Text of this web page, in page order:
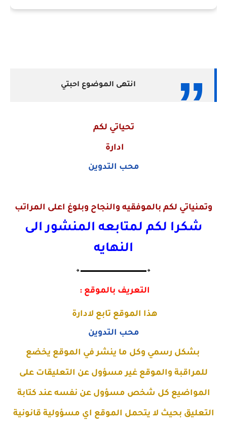
انتهى الموضوع احبتي
تحياتي لكم
ادارة
محب التدوين
وتمنياتي لكم بالموفقيه والنجاح وبلوغ اعلى المراتب
شكرا لكم لمتابعه المنشور الى
النهايه
🔸▬▬▬▬▬▬▬▬▬▬▬▬▬🔸
التعريف بالموقع :
هذا الموقع تابع لادارة
محب التدوين
بشكل رسمي وكل ما ينشر في الموقع يخضع
للمراقبة والموقع غير مسؤول عن التعليقات على
المواضيع كل شخص مسؤول عن نفسه عند كتابة
التعليق بحيث لا يتحمل الموقع اي مسؤولية قانونية